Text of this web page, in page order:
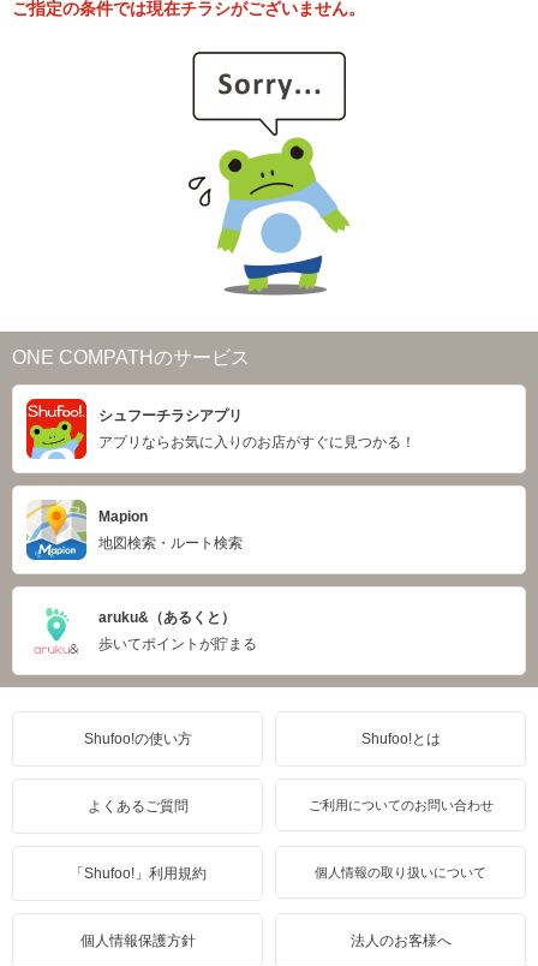
ご指定の条件では現在チラシがございません。
ONE COMPATHのサービス
シュフーチラシアプリ
アプリならお気に入りのお店がすぐに見つかる！
Mapion
地図検索・ルート検索
aruku&（あるくと）
歩いてポイントが貯まる
Shufoo!の使い方 Shufoo!とは
よくあるご質問 ご利用についてのお問い合わせ
「Shufoo!」利用規約 個人情報の取り扱いについて
個人情報保護方針 法人のお客様へ